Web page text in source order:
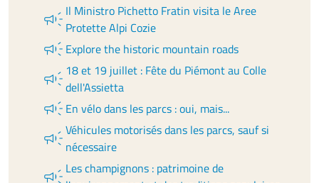
campaign Il Ministro Pichetto Fratin visita le Aree
Protette Alpi Cozie
campaign Explore the historic mountain roads
campaign 18 et 19 juillet : Fête du Piémont au Colle
dell'Assietta
campaign En vélo dans les parcs : oui, mais...
campaignVéhicules motorisés dans les parcs, sauf si
nécessaire
campaign Les champignons : patrimoine de